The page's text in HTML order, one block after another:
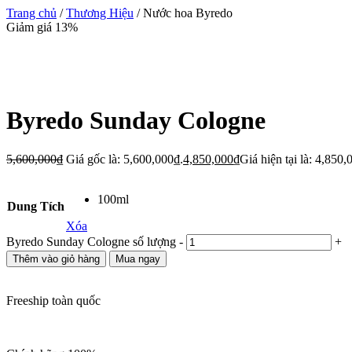
Trang chủ /Thương Hiệu / Nước hoa Byredo
Giảm giá 13%
Byredo Sunday Cologne
5,600,000₫ Giá gốc là: 5,600,000₫.4,850,000₫Giá hiện tại là:
Dung Tích
100ml
Xóa
Byredo Sunday Cologne số lượng - +
Thêm vào giỏ hàng Mua ngay
Freeship toàn quốc